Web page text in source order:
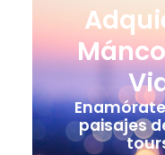
paisajes